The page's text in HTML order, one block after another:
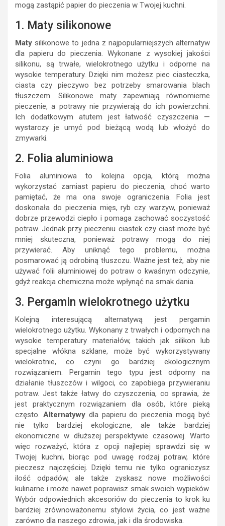
mogą zastąpić papier do pieczenia w Twojej kuchni.
1. Maty silikonowe
Maty silikonowe to jedna z najpopularniejszych alternatyw
dla papieru do pieczenia. Wykonane z wysokiej jakości
silikonu, są trwałe, wielokrotnego użytku i odporne na
wysokie temperatury. Dzięki nim możesz piec ciasteczka,
ciasta czy pieczywo bez potrzeby smarowania blach
tłuszczem. Silikonowe maty zapewniają równomierne
pieczenie, a potrawy nie przywierają do ich powierzchni.
Ich dodatkowym atutem jest łatwość czyszczenia —
wystarczy je umyć pod bieżącą wodą lub włożyć do
zmywarki.
2. Folia aluminiowa
Folia aluminiowa to kolejna opcja, którą można
wykorzystać zamiast papieru do pieczenia, choć warto
pamiętać, że ma ona swoje ograniczenia. Folia jest
doskonała do pieczenia mięs, ryb czy warzyw, ponieważ
dobrze przewodzi ciepło i pomaga zachować soczystość
potraw. Jednak przy pieczeniu ciastek czy ciast może być
mniej skuteczna, ponieważ potrawy mogą do niej
przywierać. Aby uniknąć tego problemu, można
posmarować ją odrobiną tłuszczu. Ważne jest też, aby nie
używać folii aluminiowej do potraw o kwaśnym odczynie,
gdyż reakcja chemiczna może wpłynąć na smak dania.
3. Pergamin wielokrotnego użytku
Kolejną interesującą alternatywą jest pergamin
wielokrotnego użytku. Wykonany z trwałych i odpornych na
wysokie temperatury materiałów, takich jak silikon lub
specjalne włókna szklane, może być wykorzystywany
wielokrotnie, co czyni go bardziej ekologicznym
rozwiązaniem. Pergamin tego typu jest odporny na
działanie tłuszczów i wilgoci, co zapobiega przywieraniu
potraw. Jest także łatwy do czyszczenia, co sprawia, że
jest praktycznym rozwiązaniem dla osób, które pieką
często. Alternatywydla papieru do pieczenia mogą być
nie tylko bardziej ekologiczne, ale także bardziej
ekonomiczne w dłuższej perspektywie czasowej. Warto
więc rozważyć, która z opcji najlepiej sprawdzi się w
Twojej kuchni, biorąc pod uwagę rodzaj potraw, które
pieczesz najczęściej. Dzięki temu nie tylko ograniczysz
ilość odpadów, ale także zyskasz nowe możliwości
kulinarne i może nawet poprawisz smak swoich wypieków.
Wybór odpowiednich akcesoriów do pieczenia to krok ku
bardziej zrównoważonemu stylowi życia, co jest ważne
zarówno dla naszego zdrowia, jak i dla środowiska.